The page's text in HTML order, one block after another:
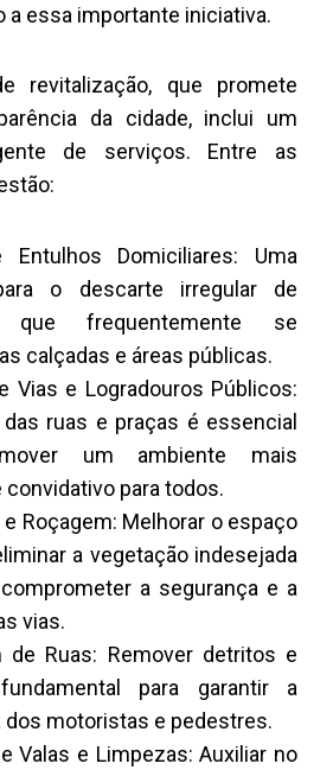
a essa importante iniciativa.
revitalização, que promete
da cidade, inclui um
de serviços. Entre as
Entulhos Domiciliares: Uma
o descarte irregular de
que frequentemente se
calçadas e áreas públicas.
Vias e Logradouros Públicos:
ruas e praças é essencial
um ambiente mais
convidativo para todos.
e Roçagem: Melhorar o espaço
a vegetação indesejada
a segurança e a
vias.
de Ruas: Remover detritos e
para garantir a
dos motoristas e pedestres.
Valas e Limpezas: Auxiliar no